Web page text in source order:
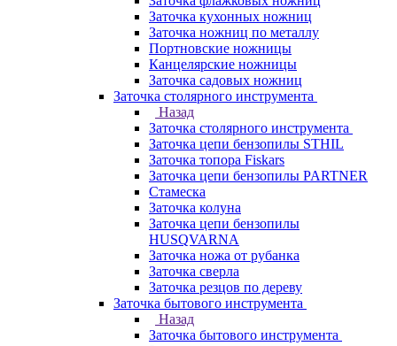
Заточка кухонных ножниц
Заточка ножниц по металлу
Портновские ножницы
Канцелярские ножницы
Заточка садовых ножниц
Заточка столярного инструмента
Назад
Заточка столярного инструмента
Заточка цепи бензопилы STHIL
Заточка топора Fiskars
Заточка цепи бензопилы PARTNER
Стамеска
Заточка колуна
Заточка цепи бензопилы
HUSQVARNA
Заточка ножа от рубанка
Заточка сверла
Заточка резцов по дереву
Заточка бытового инструмента
Назад
Заточка бытового инструмента